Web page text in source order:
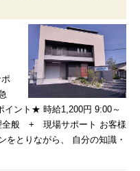
イント★ 時給1,200円 9:00～
全般 + 現場サポート お客様
をとりながら、 自分の知識・